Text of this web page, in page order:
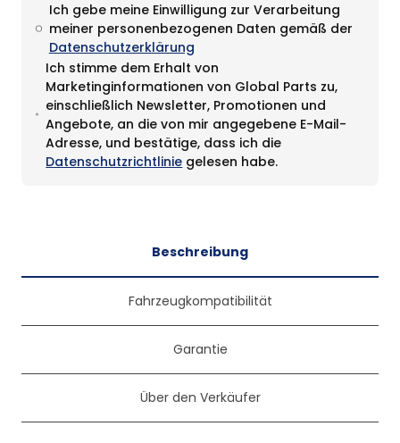
Ich gebe meine Einwilligung zur Verarbeitung
meiner personenbezogenen Daten gemäß der
Datenschutzerklärung
Ich stimme dem Erhalt von
Marketinginformationen von Global Parts zu,
einschließlich Newsletter, Promotionen und
Angebote, an die von mir angegebene E-Mail-
Adresse, und bestätige, dass ich die
Datenschutzrichtlinie gelesen habe.
Beschreibung
Fahrzeugkompatibilität
Garantie
Über den Verkäufer